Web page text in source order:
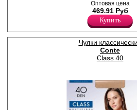
резинкой (9 см) на
Плотность 12ден
Полиамид 79%
Эластан 21%
Оптовая цена
469.91 Руб
Купить
Чулки
Conte
Class 40